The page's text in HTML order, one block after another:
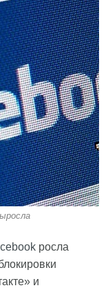
росла
и